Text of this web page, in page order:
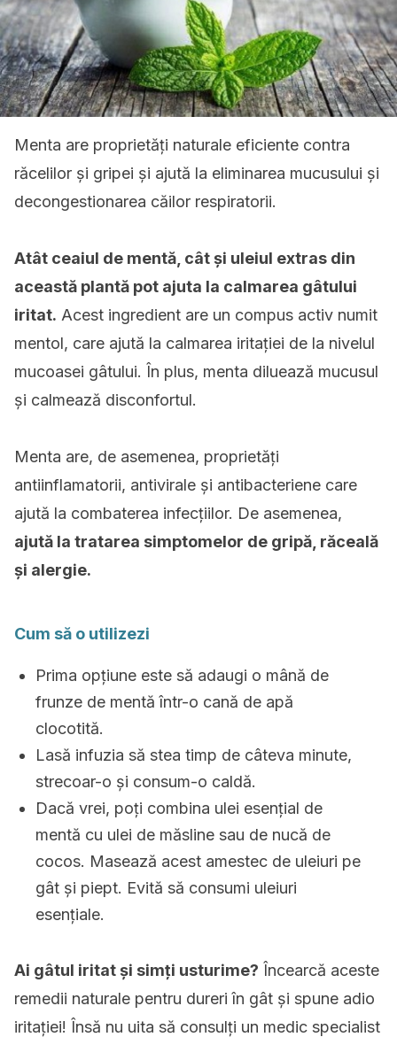
Menta are proprietăți naturale eficiente contra
răcelilor și gripei și ajută la eliminarea mucusului și
decongestionarea căilor respiratorii.
Atât ceaiul de mentă, cât și uleiul extras din
această plantă pot ajuta la calmarea gâtului
iritat. Acest ingredient are un compus activ numit
mentol, care ajută la calmarea iritației de la nivelul
mucoasei gâtului. În plus, menta diluează mucusul
și calmează disconfortul.
Menta are, de asemenea, proprietăți
antiinflamatorii, antivirale și antibacteriene care
ajută la combaterea infecțiilor. De asemenea,
ajută la tratarea simptomelor de gripă, răceală
și alergie.
Cum să o utilizezi
Prima opțiune este să adaugi o mână de
frunze de mentă într-o cană de apă
clocotită.
Lasă infuzia să stea timp de câteva minute,
strecoar-o și consum-o caldă.
Dacă vrei, poți combina ulei esențial de
mentă cu ulei de măsline sau de nucă de
cocos. Masează acest amestec de uleiuri pe
gât și piept. Evită să consumi uleiuri
esențiale.
Ai gâtul iritat și simți usturime? Încearcă aceste
remedii naturale pentru dureri în gât și spune adio
iritației! Însă nu uita să consulți un medic specialist